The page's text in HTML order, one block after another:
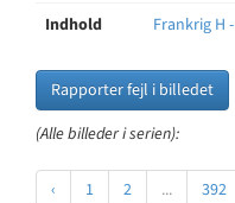
Indhold
Frankrig H -
Rapporter fejl i billedet
(Alle billeder i serien):
‹ 1 2 ... 392